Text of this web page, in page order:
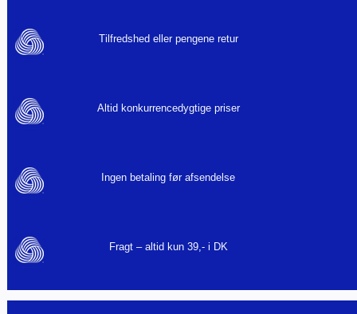
Tilfredshed eller pengene retur
Altid konkurrencedygtige priser
Ingen betaling før afsendelse
Fragt – altid kun 39,- i DK